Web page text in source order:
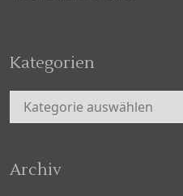
Kategorien
Kategorien
Archiv